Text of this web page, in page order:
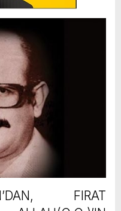
FIRAT